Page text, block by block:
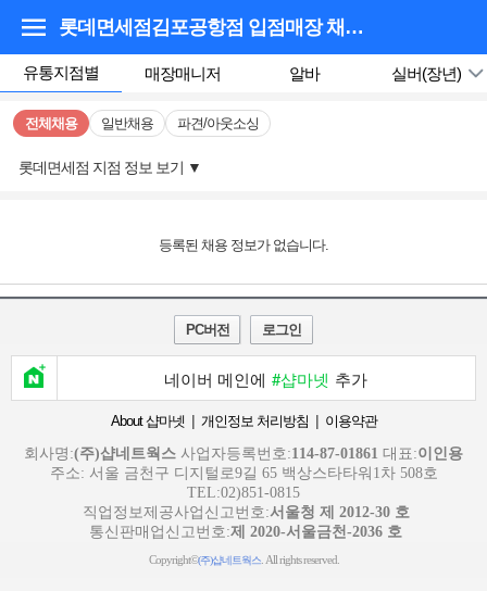
롯데면세점김포공항점 입점매장채용정보
유통지점별 매장매니저 알바 실버(장년)
전체채용 일반채용 파견/아웃소싱
롯데면세점 지점 정보 보기 ▼
등록된 채용 정보가 없습니다.
PC버전 로그인
네이버 메인에 #샵마넷 추가
About 샵마넷 | 개인정보 처리방침 | 이용약관
회사명:(주)샵네트웍스 사업자등록번호:114-87-01861 대표:이인용
주소: 서울 금천구 디지털로9길 65 백상스타타워1차 508호
TEL:02)851-0815
직업정보제공사업신고번호:서울청 제 2012-30 호
통신판매업신고번호:제 2020-서울금천-2036 호
Copyright©(주)샵네트웍스. All rights reserved.